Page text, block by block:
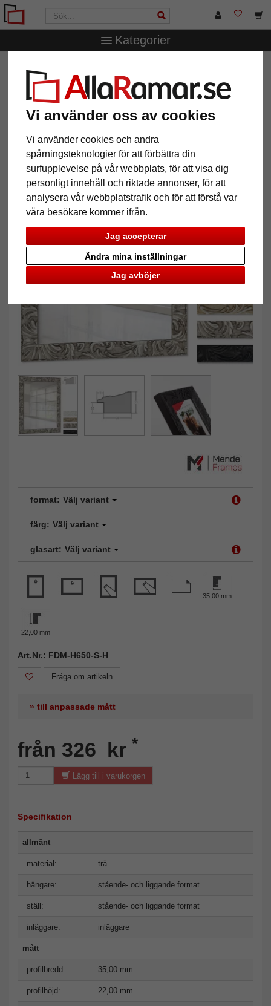
Vi använder oss av cookies
Vi använder cookies och andra
spårningsteknologier för att förbättra din
surfupplevelse på vår webbplats, för att visa dig
personligt innehåll och riktade annonser, för att
analysera vår webbplatstrafik och för att förstå var
våra besökare kommer ifrån.
Jag accepterar
Jag avböjer
Ändra mina inställningar
Kategorier
Kalandula
Väggspegel Kalandula
format: Välj variant
färg: Välj variant
glasart: Välj variant
35,00 mm
22,00 mm
Art.Nr.: FDM-H650-S-H
Fråga om artikeln
» till anpassade mått
från 326 kr *
Lägg till i varukorgen
Specifikation
allmänt
material: trä
hängare: stående- och liggande format
ställ: stående- och liggande format
inläggare: inläggare
mått
profilbredd: 35,00 mm
profilhöjd: 22,00 mm